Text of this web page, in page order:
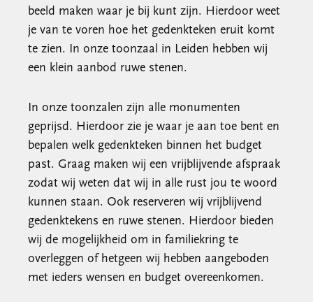
beeld maken waar je bij kunt zijn. Hierdoor weet
je van te voren hoe het gedenkteken eruit komt
te zien. In onze toonzaal in Leiden hebben wij
een klein aanbod ruwe stenen.
In onze toonzalen zijn alle monumenten
geprijsd. Hierdoor zie je waar je aan toe bent en
bepalen welk gedenkteken binnen het budget
past. Graag maken wij een vrijblijvende afspraak
zodat wij weten dat wij in alle rust jou te woord
kunnen staan. Ook reserveren wij vrijblijvend
gedenktekens en ruwe stenen. Hierdoor bieden
wij de mogelijkheid om in familiekring te
overleggen of hetgeen wij hebben aangeboden
met ieders wensen en budget overeenkomen.